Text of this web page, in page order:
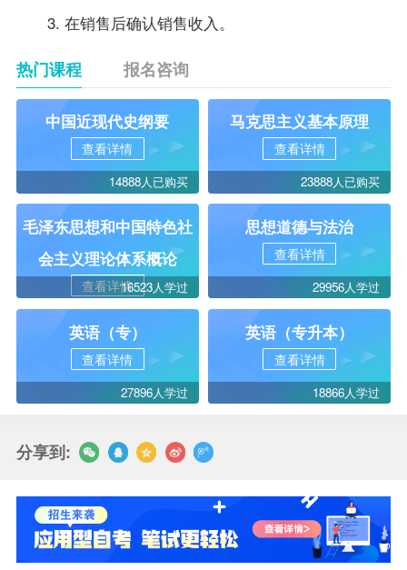
3. 在销售后确认销售收入。
热门课程 报名咨询
中国近现代史纲要
查看详情
14888人已购买
马克思主义基本原理
查看详情
23888人已购买
毛泽东思想和中国特色社
会主义理论体系概论
查看详情16523人学过
思想道德与法治
查看详情
29956人学过
英语（专）
查看详情
27896人学过
英语（专升本）
查看详情
18866人学过
分享到: